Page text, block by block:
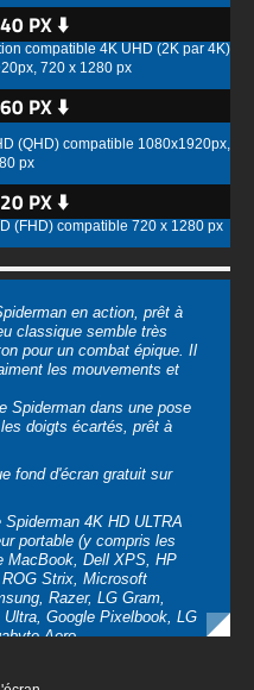
PX ⬇️
compatible 4K UHD (2K par 4K)
720 x 1280 px
PX ⬇️
(QHD) compatible 1080x1920px,
px
PX ⬇️
(FHD) compatible 720 x 1280 px
en action, prêt à
classique semble très
pour un combat épique. Il
les mouvements et
Spiderman dans une pose
doigts écartés, prêt à
fond d'écran gratuit sur
4K HD ULTRA
portable (y compris les
MacBook, Dell XPS, HP
Strix, Microsoft
Razer, LG Gram,
Google Pixelbook, LG
Aero.
4K HD ULTRA
Android de